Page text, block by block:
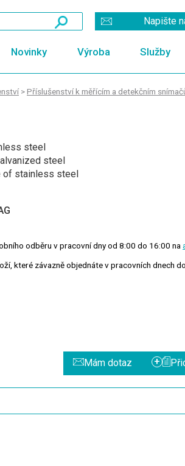
Napište
Novinky Výroba Služby
>Příslušenství k měřícím a detekčním
steel
steel
of stainless steel
odběru v pracovní dny od 8:00 do 16:00 na
které závazně objednáte v pracovních dnech
Mám dotaz +